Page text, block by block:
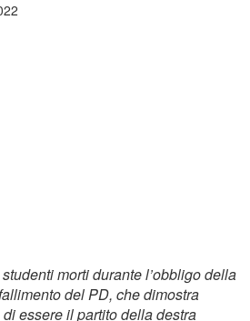
morti durante l’obbligo della
del PD, che dimostra
essere il partito della destra